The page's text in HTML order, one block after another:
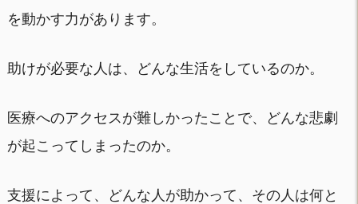
を動かす力があります。
助けが必要な人は、どんな生活をしているのか。
医療へのアクセスが難しかったことで、どんな悲劇
が起こってしまったのか。
支援によって、どんな人が助かって、その人は何と